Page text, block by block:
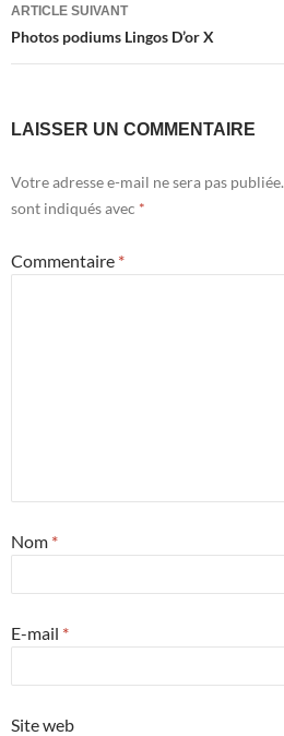
ARTICLE SUIVANT
Photos podiums Lingos D’or X
LAISSER UN COMMENTAIRE
Votre adresse e-mail ne sera pas publiée.
sont indiqués avec *
Commentaire *
Nom *
E-mail *
Site web